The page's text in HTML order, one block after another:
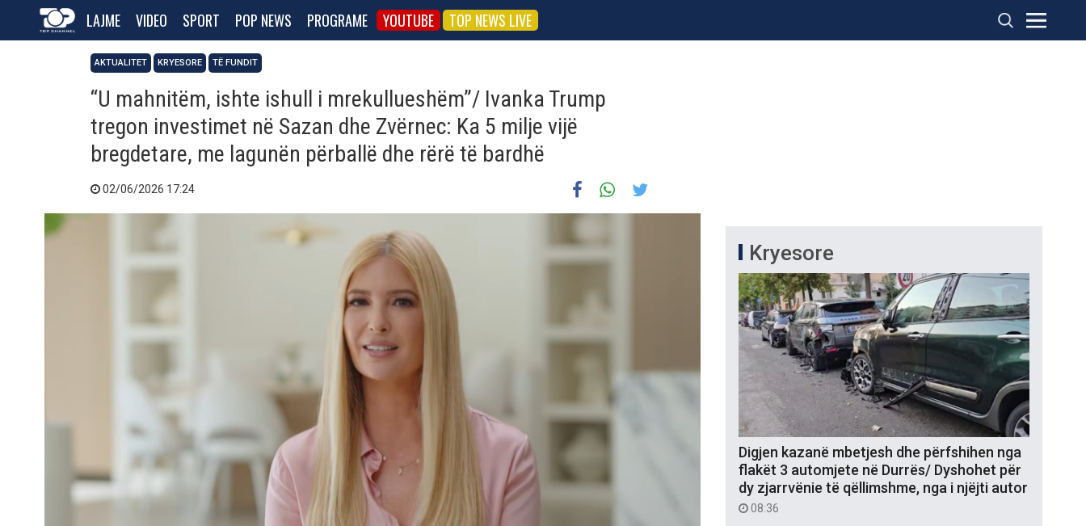
LAJME VIDEO SPORT POP NEWS PROGRAME YOUTUBE TOP NEWS LIVE
AKTUALITET KRYESORE TË FUNDIT
“U mahnitëm, ishte ishull i mrekullueshëm”/ Ivanka Trump
tregon investimet në Sazan dhe Zvërnec: Ka 5 milje vijë
bregdetare, me lagunën përballë dhe rërë të bardhë
02/06/2026 17:24
Kryesore
Digjen kazanë mbetjesh dhe përfshihen nga
flakët 3 automjete në Durrës/ Dyshohet për
dy zjarrvënie të qëllimshme, nga i njëjti autor
08:36